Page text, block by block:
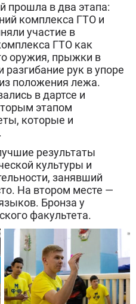
прошла в два этапа:
комплекса ГТО и
участие в
ГТО как
оружия, прыжки в
разгибание рук в упоре
положения лежа.
в дартсе и
этапом
которые и
результаты
культуры и
занявший
На втором месте —
Бронза у
факультета.